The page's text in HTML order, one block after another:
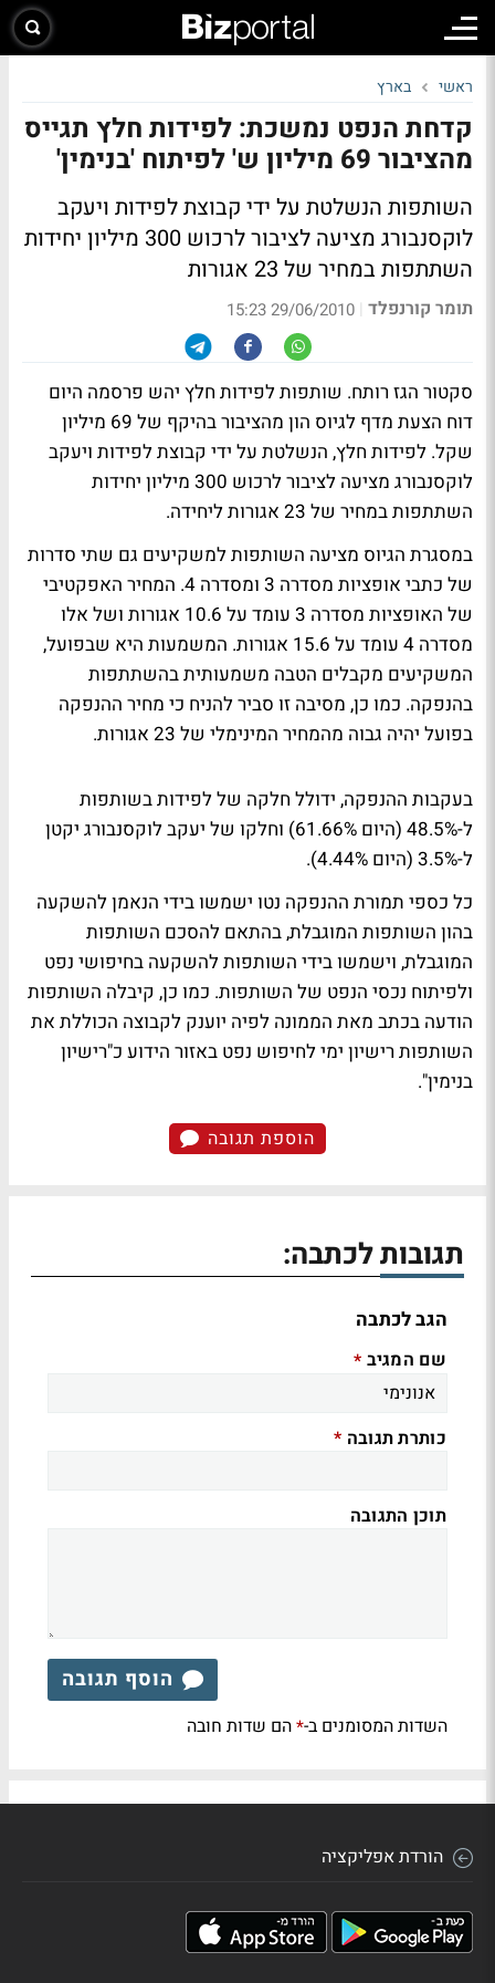
ראשי בארץ
קדחת הנפט נמשכת: לפידות חלץ תגייס
מהציבור 69 מיליון ש' לפיתוח 'בנימין'
השותפות הנשלטת על ידי קבוצת לפידות ויעקב
לוקסנבורג מציעה לציבור לרכוש 300 מיליון יחידות
השתתפות במחיר של 23 אגורות
תומר קורנפלד |
29/06/2010 15:23
סקטור הגז רותח. שותפות לפידות חלץ יהש פרסמה היום
דוח הצעת מדף לגיוס הון מהציבור בהיקף של 69 מיליון
שקל. לפידות חלץ, הנשלטת על ידי קבוצת לפידות ויעקב
לוקסנבורג מציעה לציבור לרכוש 300 מיליון יחידות
השתתפות במחיר של 23 אגורות ליחידה.
במסגרת הגיוס מציעה השותפות למשקיעים גם שתי סדרות
של כתבי אופציות מסדרה 3 ומסדרה 4. המחיר האפקטיבי
של האופציות מסדרה 3 עומד על 10.6 אגורות ושל אלו
מסדרה 4 עומד על 15.6 אגורות. המשמעות היא שבפועל,
המשקיעים מקבלים הטבה משמעותית בהשתתפות
בהנפקה. כמו כן, מסיבה זו סביר להניח כי מחיר ההנפקה
בפועל יהיה גבוה מהמחיר המינימלי של 23 אגורות.
בעקבות ההנפקה, ידולל חלקה של לפידות בשותפות
ל-48.5% (היום 61.66%) וחלקו של יעקב לוקסנבורג יקטן
ל-3.5% (היום 4.44%).
כל כספי תמורת ההנפקה נטו ישמשו בידי הנאמן להשקעה
בהון השותפות המוגבלת, בהתאם להסכם השותפות
המוגבלת, וישמשו בידי השותפות להשקעה בחיפושי נפט
ולפיתוח נכסי הנפט של השותפות. כמו כן, קיבלה השותפות
הודעה בכתב מאת הממונה לפיה יוענק לקבוצה הכוללת את
השותפות רישיון ימי לחיפוש נפט באזור הידוע כ"רישיון
בנימין".
הוספת תגובה
תגובות לכתבה:
הגב לכתבה
שם המגיב *
כותרת תגובה *
תוכן התגובה
הוסף תגובה
השדות המסומנים ב-*הם שדות חובה
הורדת אפליקציה